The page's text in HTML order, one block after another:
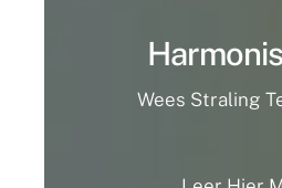
Wees Straling